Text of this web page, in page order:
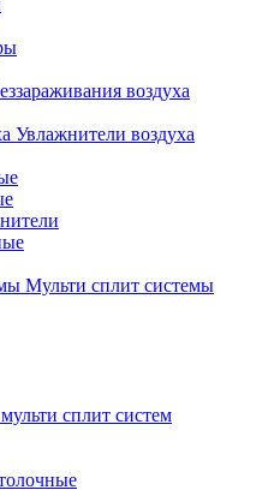
воздуха
Увлажнители воздуха
Мульти сплит системы
сплит систем